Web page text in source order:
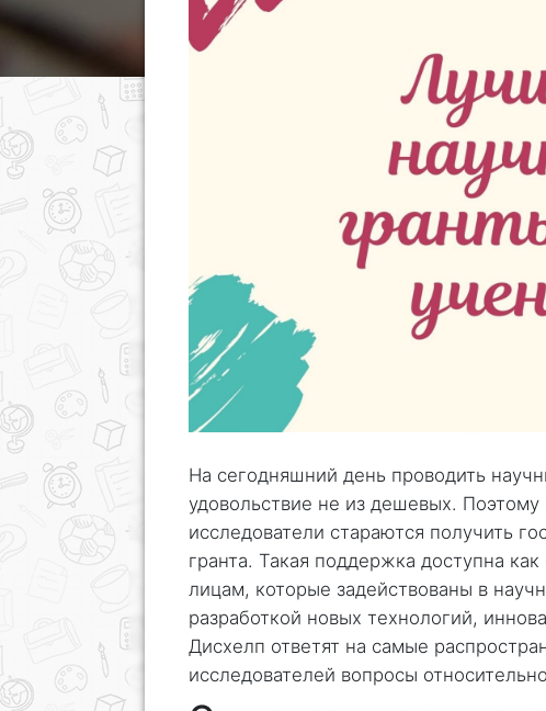
На сегодняшний день проводить
удовольствие не из дешевых.
исследователи стараются получить
гранта. Такая поддержка доступна
лицам, которые задействованы в
разработкой новых технологий,
Дисхелп ответят на самые
исследователей вопросы